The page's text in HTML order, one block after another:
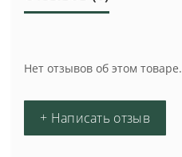
Нет отзывов об этом товаре.
+ Написать отзыв